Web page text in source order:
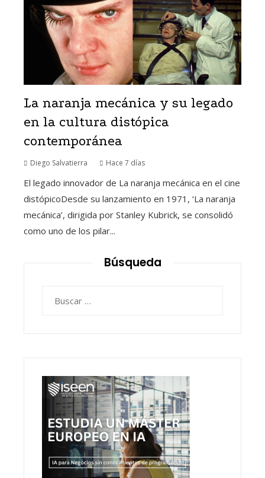
La naranja mecánica y su legado
en la cultura distópica
contemporánea
Diego Salvatierra Hace 7 días
El legado innovador de La naranja mecánica en el cine
distópicoDesde su lanzamiento en 1971, ‘La naranja
mecánica’, dirigida por Stanley Kubrick, se consolidó
como uno de los pilar...
Búsqueda